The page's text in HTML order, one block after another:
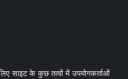
साइट के कुछ तत्वों में उपयोगकर्ताओं